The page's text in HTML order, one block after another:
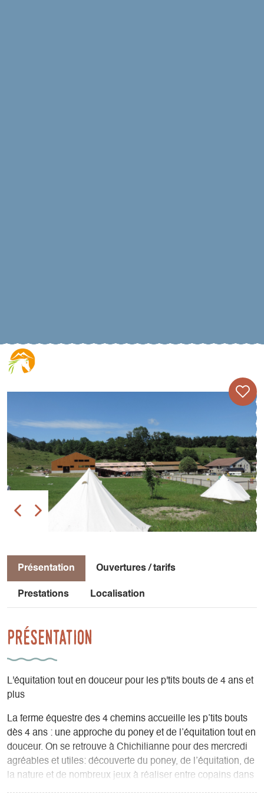
Présentation Ouvertures / tarifs
Prestations Localisation
Présentation
L'équitation tout en douceur pour les p'tits bouts de 4 ans et
plus
La ferme équestre des 4 chemins accueille les p’tits bouts
dès 4 ans : une approche du poney et de l’équitation tout en
douceur. On se retrouve à Chichilianne pour des mercredi
agréables et utiles: découverte du poney, de l’équitation, de
la nature et de nombreux jeux à réaliser entre copains dans
un cadre exceptionnel et entouré par une équipe